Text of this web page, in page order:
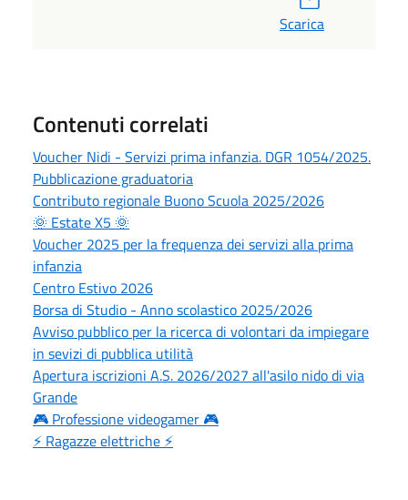
Scarica
Contenuti correlati
Voucher Nidi - Servizi prima infanzia. DGR 1054/2025.
Pubblicazione graduatoria
Contributo regionale Buono Scuola 2025/2026
🌞 Estate X5 🌞
Voucher 2025 per la frequenza dei servizi alla prima
infanzia
Centro Estivo 2026
Borsa di Studio - Anno scolastico 2025/2026
Avviso pubblico per la ricerca di volontari da impiegare
in sevizi di pubblica utilità
Apertura iscrizioni A.S. 2026/2027 all'asilo nido di via
Grande
🎮 Professione videogamer 🎮
⚡ Ragazze elettriche ⚡